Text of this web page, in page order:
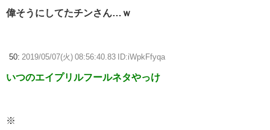
偉そうにしてたチンさん…ｗ
50: 2019/05/07(火) 08:56:40.83 ID:iWpkFfyqa
いつのエイプリルフールネタやっけ
※